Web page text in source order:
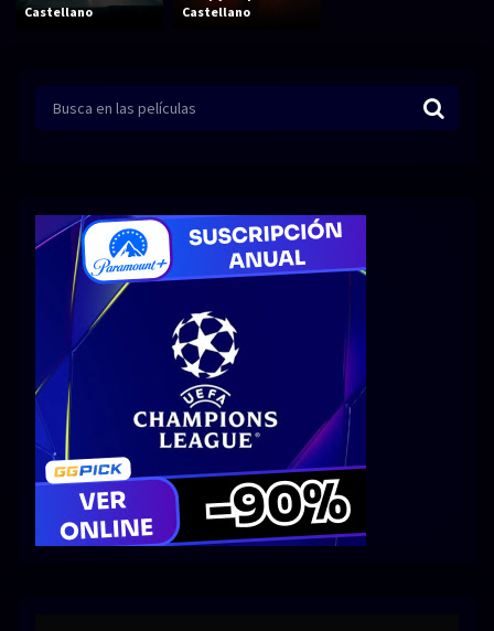
Comedia Crimen
Terror
Fantástico Romance
Bélico Thriller
Biográfico
SERIES
Series 1080p Series 4K HDR
Series 720p 2160p 4K SDR
Series 1080p 60 FPS
Castellano
Castellano